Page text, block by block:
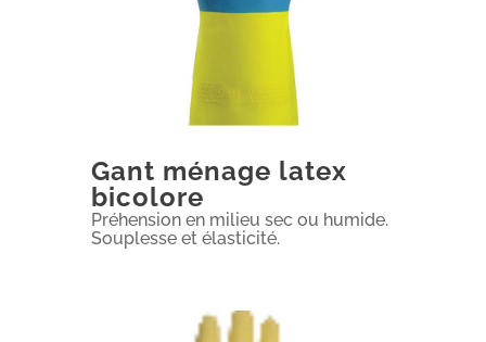
Gant ménage latex
bicolore
Préhension en milieu sec ou humide.
Souplesse et élasticité.